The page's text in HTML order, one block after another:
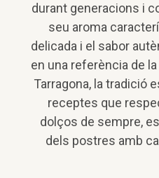
durant generacions i
seu aroma
delicada i el sabor
en una referència de
Tarragona, la tradició
receptes que
dolços de sempre,
dels postres amb